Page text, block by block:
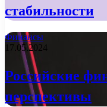
стабильности
Финансы
17.05.2024
Российские
перспективы